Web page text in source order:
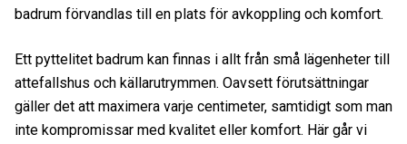
badrum förvandlas till en plats för avkoppling och komfort.
Ett pyttelitet badrum kan finnas i allt från små lägenheter till
attefallshus och källarutrymmen. Oavsett förutsättningar
gäller det att maximera varje centimeter, samtidigt som man
inte kompromissar med kvalitet eller komfort. Här går vi